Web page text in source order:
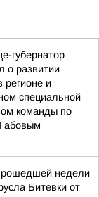
губернатор
о развитии
регионе и
специальной
команды по
недели
Битевки от